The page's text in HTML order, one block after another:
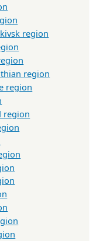
region
region
region
region